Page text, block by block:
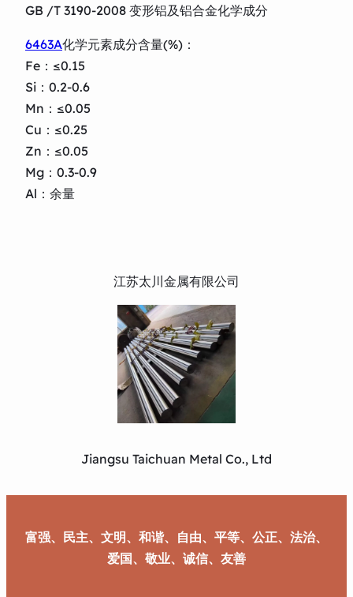
GB /T 3190-2008 变形铝及铝合金化学成分
6463A化学元素成分含量(%)：
Fe：≤0.15
Si：0.2-0.6
Mn：≤0.05
Cu：≤0.25
Zn：≤0.05
Mg：0.3-0.9
Al：余量
江苏太川金属有限公司
Jiangsu Taichuan Metal Co., Ltd
富强、民主、文明、和谐、自由、平等、公正、法治、
爱国、敬业、诚信、友善